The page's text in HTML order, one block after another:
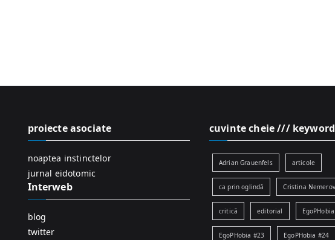
proiecte asociate
noaptea instinctelor
jurnal eidotomic
Interweb
blog
twitter
cuvinte cheie ///
Adrian Grauenfels articole
ca prin oglindă Cristina
critică editorial
EgoPHobia #23 EgoPHobia #24